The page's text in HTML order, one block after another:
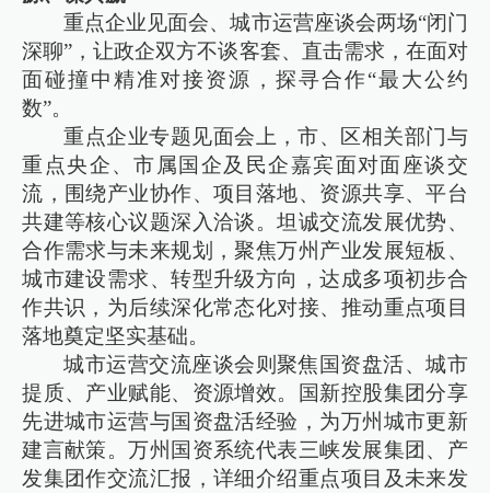
重点企业见面会、城市运营座谈会两场“闭门
深聊”，让政企双方不谈客套、直击需求，在面对
面碰撞中精准对接资源，探寻合作“最大公约
数”。
重点企业专题见面会上，市、区相关部门与
重点央企、市属国企及民企嘉宾面对面座谈交
流，围绕产业协作、项目落地、资源共享、平台
共建等核心议题深入洽谈。坦诚交流发展优势、
合作需求与未来规划，聚焦万州产业发展短板、
城市建设需求、转型升级方向，达成多项初步合
作共识，为后续深化常态化对接、推动重点项目
落地奠定坚实基础。
城市运营交流座谈会则聚焦国资盘活、城市
提质、产业赋能、资源增效。国新控股集团分享
先进城市运营与国资盘活经验，为万州城市更新
建言献策。万州国资系统代表三峡发展集团、产
发集团作交流汇报，详细介绍重点项目及未来发